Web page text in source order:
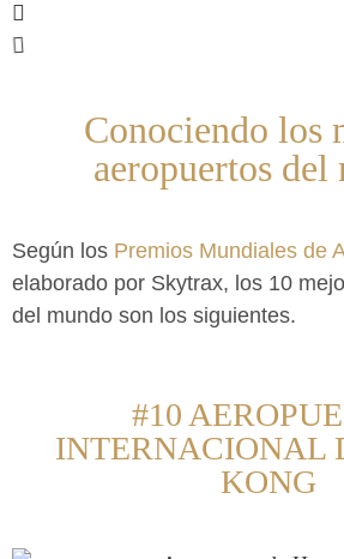
Conociendo los
aeropuertos del
Según los Premios Mundiales de
elaborado por Skytrax, los 10
del mundo son los siguientes.
#10
INTERNACIONAL
KONG